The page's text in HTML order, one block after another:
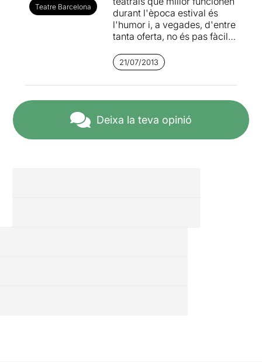
Teatre Barcelona
durant l'època estival és
l'humor i, a vegades, d'entre
tanta oferta, no és pas fàcil
La cocina de los monólogos
el rethornoés, en aquest
cas, una aposta segura.
Albert Boira combina a la
explosiu i hilarant
21/07/2013
Deixa la teva opinió